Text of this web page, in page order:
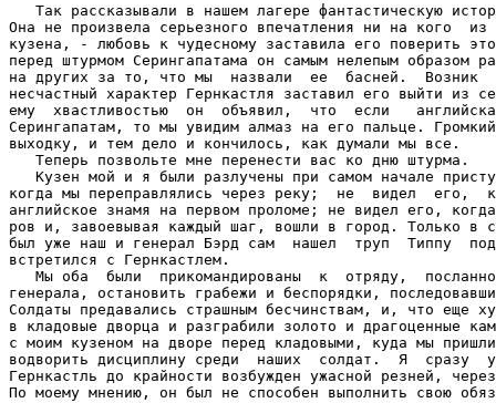
Так рассказывали в нашем лагере фантастическую
Она не произвела серьезного впечатления ни на кого
кузена, - любовь к чудесному заставила его поверить
перед штурмом Серингапатама он самым нелепым образом
на других за то, что мы  назвали  ее  басней.  Возник
несчастный характер Гернкастля заставил его выйти из
ему  хвастливостью  он  объявил,  что  если
Серингапатам, то мы увидим алмаз на его пальце.
выходку, и тем дело и кончилось, как думали мы все.
   Теперь позвольте мне перенести вас ко дню штурма.
Кузен мой и я были разлучены при самом начале
когда мы переправлялись через реку;  не  видел  его,
английское знамя на первом проломе; не видел его,
ров и, завоевывая каждый шаг, вошли в город. Только в
был уже наш и генерал Бэрд сам  нашел  труп  Типпу
встретился с Гернкастлем.
Мы оба  были  прикомандированы  к  отряду,
генерала, остановить грабежи и беспорядки,
Солдаты предавались страшным бесчинствам, и, что еще
в кладовые дворца и разграбили золото и драгоценные
с моим кузеном на дворе перед кладовыми, куда мы
водворить дисциплину среди  наших  солдат.  Я  сразу
Гернкастль до крайности возбужден ужасной резней,
По моему мнению, он был не способен выполнить свою